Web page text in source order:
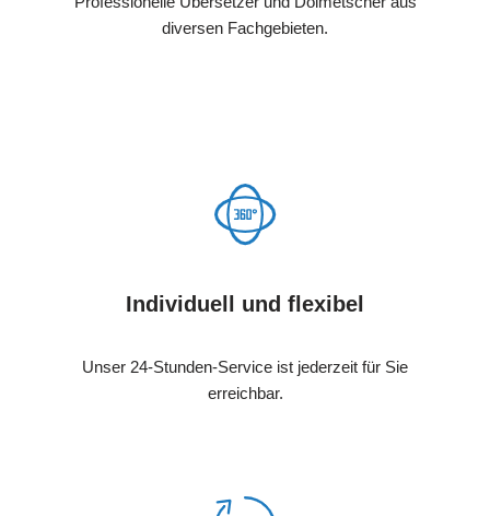
diversen Fachgebieten.
Individuell und flexibel
Unser 24-Stunden-Service ist jederzeit für Sie
erreichbar.